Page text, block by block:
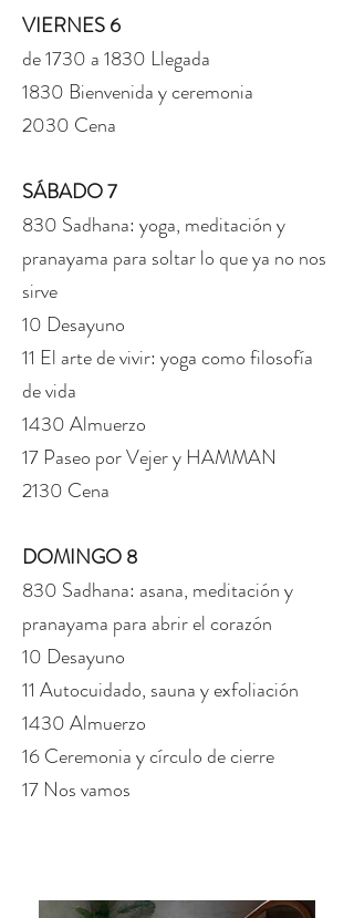
VIERNES 6
de 1730 a 1830 Llegada
1830 Bienvenida y ceremonia
2030 Cena
SÁBADO 7
830 Sadhana: yoga, meditación y
pranayama para soltar lo que ya no nos
sirve
10 Desayuno
11 El arte de vivir: yoga como filosofía
de vida
1430 Almuerzo
17 Paseo por Vejery HAMMAN
2130 Cena
DOMINGO 8
830 Sadhana: asana, meditación y
pranayama para abrir el corazón
10 Desayuno
11 Autocuidado, sauna y exfoliación
1430 Almuerzo
16 Ceremonia y círculo de cierre
17 Nos vamos